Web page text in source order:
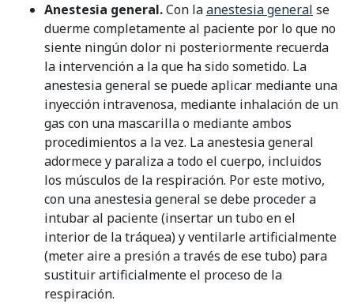
Anestesia general.Con laanestesia general se
duerme completamente al paciente por lo que no
siente ningún dolor ni posteriormente recuerda
la intervención a la que ha sido sometido. La
anestesia general se puede aplicar mediante una
inyección intravenosa, mediante inhalación de un
gas con una mascarilla o mediante ambos
procedimientos a la vez. La anestesia general
adormece y paraliza a todo el cuerpo, incluidos
los músculos de la respiración. Por este motivo,
con una anestesia general se debe proceder a
intubar al paciente (insertar un tubo en el
interior de la tráquea) y ventilarle artificialmente
(meter aire a presión a través de ese tubo) para
sustituir artificialmente el proceso de la
respiración.